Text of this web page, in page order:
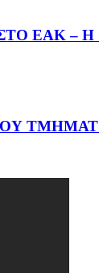
ΕΑΚ –